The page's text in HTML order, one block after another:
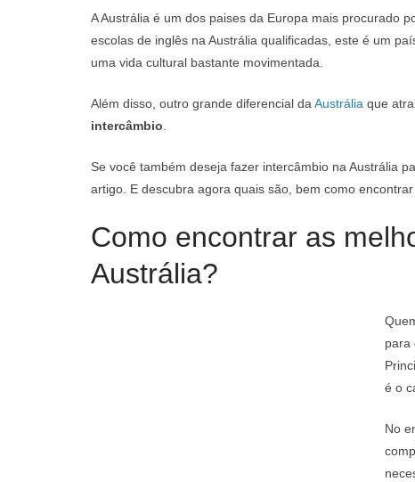
A Austrália é um dos paises da Europa mais procurado
escolas de inglês na Austrália qualificadas, este é um
uma vida cultural bastante movimentada.
Além disso, outro grande diferencial da Austrália que
intercâmbio
Se você também deseja fazer intercâmbio na Austrália
artigo. E descubra agora quais são, bem como
Como encontrar as
Austrália?
para
é o
No